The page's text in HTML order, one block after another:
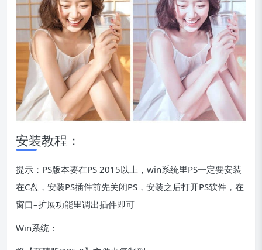
安装教程：
提示：PS版本要在PS 2015以上，win系统里PS一定要安装
在C盘，安装PS插件前先关闭PS，安装之后打开PS软件，在
窗口–扩展功能里调出插件即可
Win系统：